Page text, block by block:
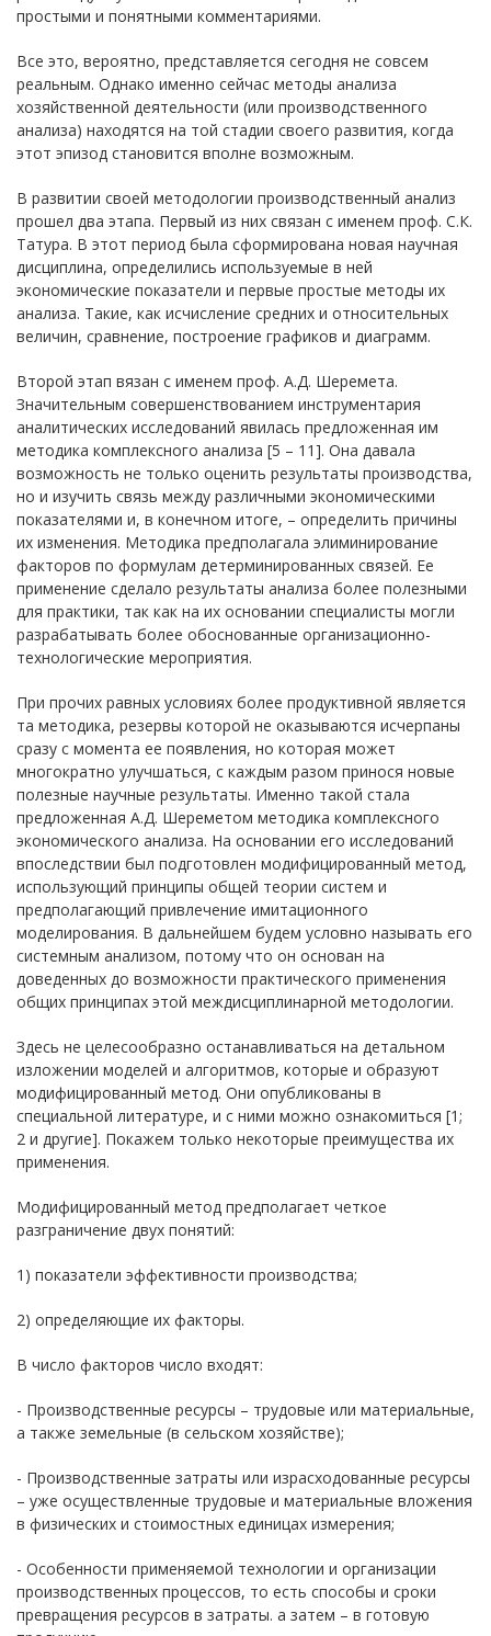
простыми и понятными комментариями.
Все это, вероятно, представляется сегодня не совсем
реальным. Однако именно сейчас методы анализа
хозяйственной деятельности (или производственного
анализа) находятся на той стадии своего развития, когда
этот эпизод становится вполне возможным.
В развитии своей методологии производственный анализ
прошел два этапа. Первый из них связан с именем проф. С.К.
Татура. В этот период была сформирована новая научная
дисциплина, определились используемые в ней
экономические показатели и первые простые методы их
анализа. Такие, как исчисление средних и относительных
величин, сравнение, построение графиков и диаграмм.
Второй этап вязан с именем проф. А.Д. Шеремета.
Значительным совершенствованием инструментария
аналитических исследований явилась предложенная им
методика комплексного анализа [5 – 11]. Она давала
возможность не только оценить результаты производства,
но и изучить связь между различными экономическими
показателями и, в конечном итоге, – определить причины
их изменения. Методика предполагала элиминирование
факторов по формулам детерминированных связей. Ее
применение сделало результаты анализа более полезными
для практики, так как на их основании специалисты могли
разрабатывать более обоснованные организационно-
технологические мероприятия.
При прочих равных условиях более продуктивной является
та методика, резервы которой не оказываются исчерпаны
сразу с момента ее появления, но которая может
многократно улучшаться, с каждым разом принося новые
полезные научные результаты. Именно такой стала
предложенная А.Д. Шереметом методика комплексного
экономического анализа. На основании его исследований
впоследствии был подготовлен модифицированный метод,
использующий принципы общей теории систем и
предполагающий привлечение имитационного
моделирования. В дальнейшем будем условно называть его
системным анализом, потому что он основан на
доведенных до возможности практического применения
общих принципах этой междисциплинарной методологии.
Здесь не целесообразно останавливаться на детальном
изложении моделей и алгоритмов, которые и образуют
модифицированный метод. Они опубликованы в
специальной литературе, и с ними можно ознакомиться [1;
2 и другие]. Покажем только некоторые преимущества их
применения.
Модифицированный метод предполагает четкое
разграничение двух понятий:
1) показатели эффективности производства;
2) определяющие их факторы.
В число факторов число входят:
- Производственные ресурсы – трудовые или материальные,
а также земельные (в сельском хозяйстве);
- Производственные затраты или израсходованные ресурсы
– уже осуществленные трудовые и материальные вложения
в физических и стоимостных единицах измерения;
- Особенности применяемой технологии и организации
производственных процессов, то есть способы и сроки
превращения ресурсов в затраты. а затем – в готовую